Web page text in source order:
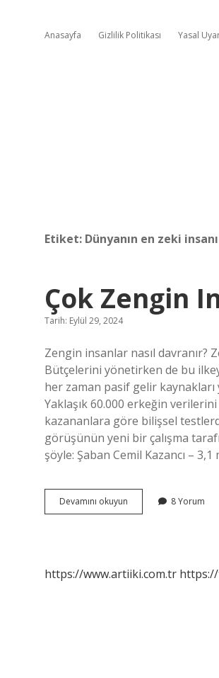
Anasayfa Gizlilik Politikası Yasal
Etiket: Dünyanın en zeki
Çok Zengin
Tarih: Eylül 29, 2024
Zengin insanlar nasıl
Bütçelerini yönetirken de bu
her zaman pasif gelir
Yaklaşık 60.000 erkeğin
kazananlara göre bilişsel
görüşünün yeni bir çalışma
şöyle: Şaban Cemil Kazancı –
Devamını okuyun
Zengin
8 Yorum
https://www.artiiki.com.tr